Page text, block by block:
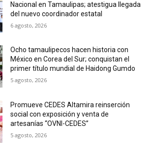
Nacional en Tamaulipas; atestigua llegada
del nuevo coordinador estatal
6 agosto, 2026
Ocho tamaulipecos hacen historia con
México en Corea del Sur; conquistan el
primer título mundial de Haidong Gumdo
5 agosto, 2026
Promueve CEDES Altamira reinserción
social con exposición y venta de
artesanías “OVNI-CEDES”
5 agosto, 2026